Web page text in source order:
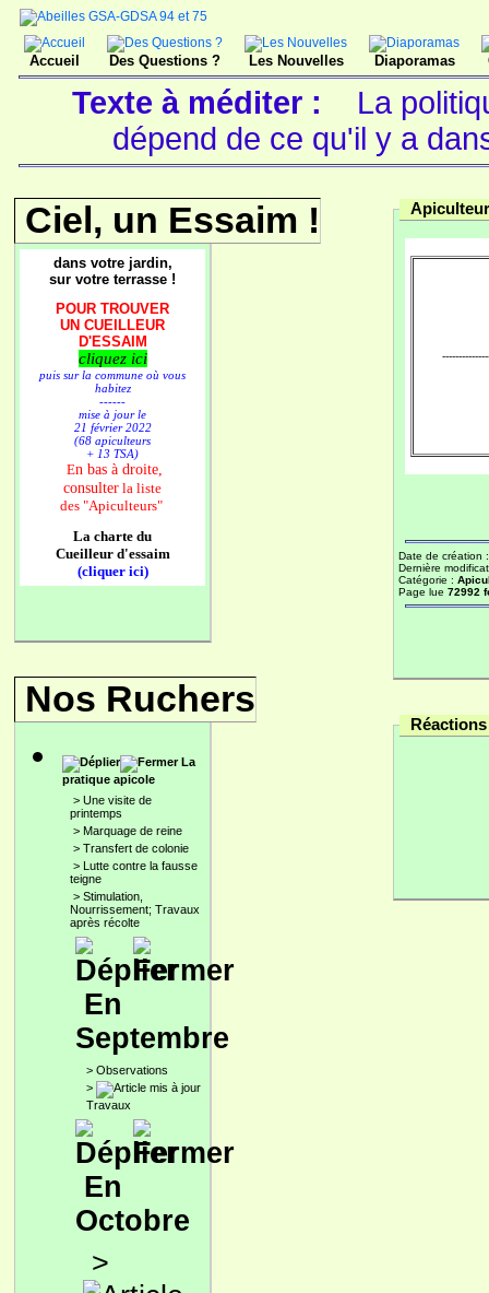
Accueil Des Questions ? Les Nouvelles Diaporamas
Texte à méditer :
La
dépend de ce qu'il y a
Ciel, un Essaim !
dans votre jardin,
sur votre terrasse !
POUR TROUVER
UN CUEILLEUR
D'ESSAIM
cliquez ici
puis sur la commune où vous
habitez
------
mise à jour le
21 février 2022
(68 apiculteurs
+ 13 TSA)
En bas à droite,
consulter la liste
des "Apiculteurs"
La charte du
Cueilleur d'essaim
(cliquer ici)
Nos Ruchers
La
pratique apicole
> Une visite de
printemps
> Marquage de reine
> Transfert de colonie
> Lutte contre la fausse
teigne
> Stimulation,
Nourrissement; Travaux
après récolte
En
Septembre
> Observations
>
Travaux
En
Octobre
>
Date de création
Dernière
Catégorie :
Page lue 72992